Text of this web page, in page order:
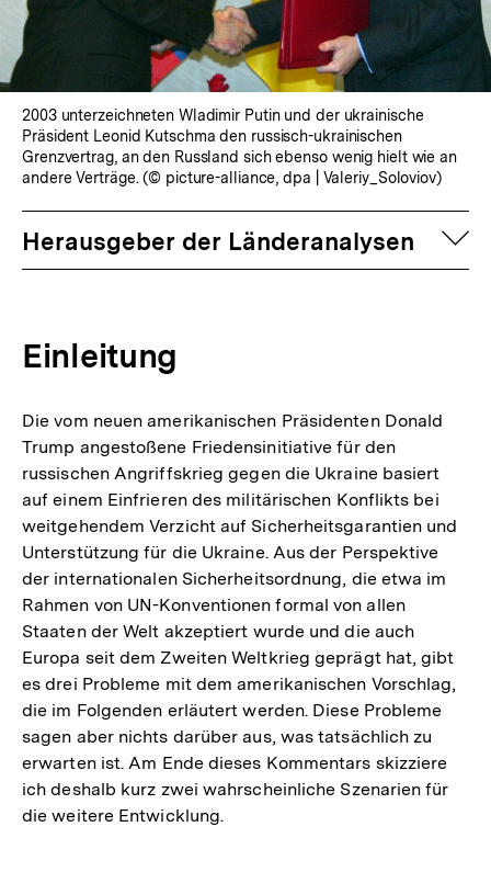
2003 unterzeichneten Wladimir Putin und der ukrainische
Präsident Leonid Kutschma den russisch-ukrainischen
Grenzvertrag, an den Russland sich ebenso wenig hielt wie an
andere Verträge. (© picture-alliance, dpa | Valeriy_Soloviov)
Herausgeber der Länderanalysen
Einleitung
Die vom neuen amerikanischen Präsidenten Donald
Trump angestoßene Friedensinitiative für den
russischen Angriffskrieg gegen die Ukraine basiert
auf einem Einfrieren des militärischen Konflikts bei
weitgehendem Verzicht auf Sicherheitsgarantien und
Unterstützung für die Ukraine. Aus der Perspektive
der internationalen Sicherheitsordnung, die etwa im
Rahmen von UN-Konventionen formal von allen
Staaten der Welt akzeptiert wurde und die auch
Europa seit dem Zweiten Weltkrieg geprägt hat, gibt
es drei Probleme mit dem amerikanischen Vorschlag,
die im Folgenden erläutert werden. Diese Probleme
sagen aber nichts darüber aus, was tatsächlich zu
erwarten ist. Am Ende dieses Kommentars skizziere
ich deshalb kurz zwei wahrscheinliche Szenarien für
die weitere Entwicklung.